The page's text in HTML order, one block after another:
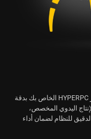
الإطار الزمني القياسي المطلوب لتصنيع جهاز HYPERPC الخاص بك بدقة
اليدوي المخصص،
للنظام لضمان أداء